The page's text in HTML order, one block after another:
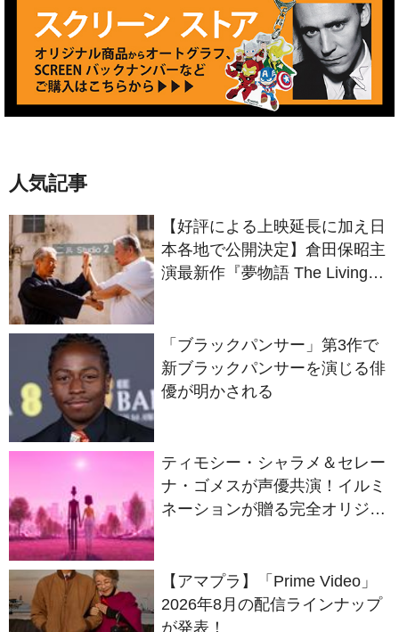
演最新作『夢物語 The Living
Dragon』の本当の凄さを熱く
語ろう！
優が明かされる
ネーションが贈る完全オリジナ
ル最新作『ノット・アローン』
2027年日本公開決定
が発表！